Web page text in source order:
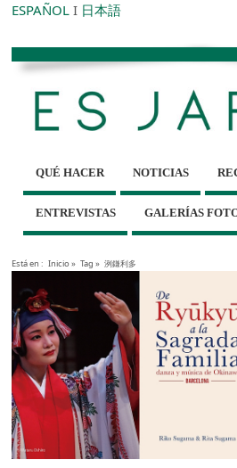
ESPAÑOL I 日本語
QUÉ HACER NOTICIAS
ENTREVISTAS GALERÍAS
Está en : Inicio» Tag » 洌鎌利多